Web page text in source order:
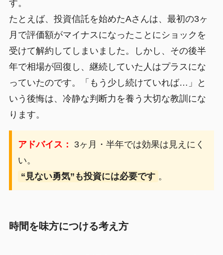
す。
たとえば、投資信託を始めたAさんは、最初の3ヶ
月で評価額がマイナスになったことにショックを
受けて解約してしまいました。しかし、その後半
年で相場が回復し、継続していた人はプラスにな
っていたのです。「もう少し続けていれば…」と
いう後悔は、冷静な判断力を養う大切な教訓にな
ります。
アドバイス：
3ヶ月・半年では効果は見えにく
い。
“見ない勇気”も投資には必要です 。
時間を味方につける考え方